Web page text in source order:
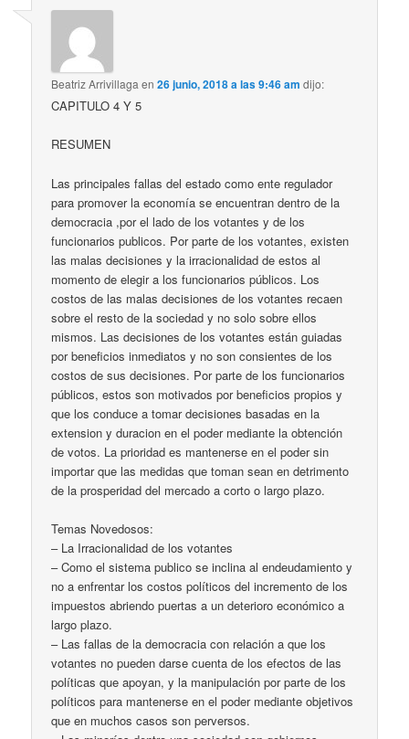
Beatriz Arrivillaga en26 junio, 2018 a las 9:46 am dijo:
CAPITULO 4 Y 5
RESUMEN
Las principales fallas del estado como ente regulador
para promover la economía se encuentran dentro de la
democracia ,por el lado de los votantes y de los
funcionarios publicos. Por parte de los votantes, existen
las malas decisiones y la irracionalidad de estos al
momento de elegir a los funcionarios públicos. Los
costos de las malas decisiones de los votantes recaen
sobre el resto de la sociedad y no solo sobre ellos
mismos. Las decisiones de los votantes están guiadas
por beneficios inmediatos y no son consientes de los
costos de sus decisiones. Por parte de los funcionarios
públicos, estos son motivados por beneficios propios y
que los conduce a tomar decisiones basadas en la
extension y duracion en el poder mediante la obtención
de votos. La prioridad es mantenerse en el poder sin
importar que las medidas que toman sean en detrimento
de la prosperidad del mercado a corto o largo plazo.
Temas Novedosos:
– La Irracionalidad de los votantes
– Como el sistema publico se inclina al endeudamiento y
no a enfrentar los costos políticos del incremento de los
impuestos abriendo puertas a un deterioro económico a
largo plazo.
– Las fallas de la democracia con relación a que los
votantes no pueden darse cuenta de los efectos de las
políticas que apoyan, y la manipulación por parte de los
políticos para mantenerse en el poder mediante objetivos
que en muchos casos son perversos.